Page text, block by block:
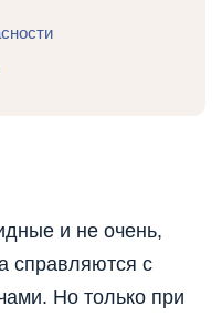
и не очень,
справляются с
Но только при